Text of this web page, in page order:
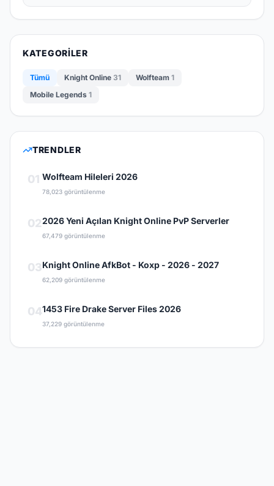
KATEGORILER
Tümü Knight Online 31 Wolfteam 1
Mobile Legends 1
TRENDLER
01 Wolfteam Hileleri 2026
78,023 görüntülenme
022026 Yeni Açılan Knight Online PvP Serverler
67,479 görüntülenme
03Knight Online AfkBot - Koxp - 2026 - 2027
62,209 görüntülenme
041453 Fire Drake Server Files 2026
37,229 görüntülenme